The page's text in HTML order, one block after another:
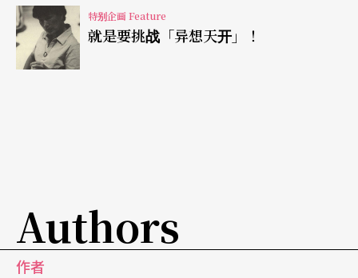
宜兰县／文化产业化、产业文化化
截至目前为止，宜兰县最具成果的文化活动和艺术
洲、二十六国和四十四个团队，参观人潮更带动了
宜兰县旅游、餐飮、运输、休憩与农特产等观光相
特别企画 Feature
就是要挑战「异想天开」！
Authors
作者